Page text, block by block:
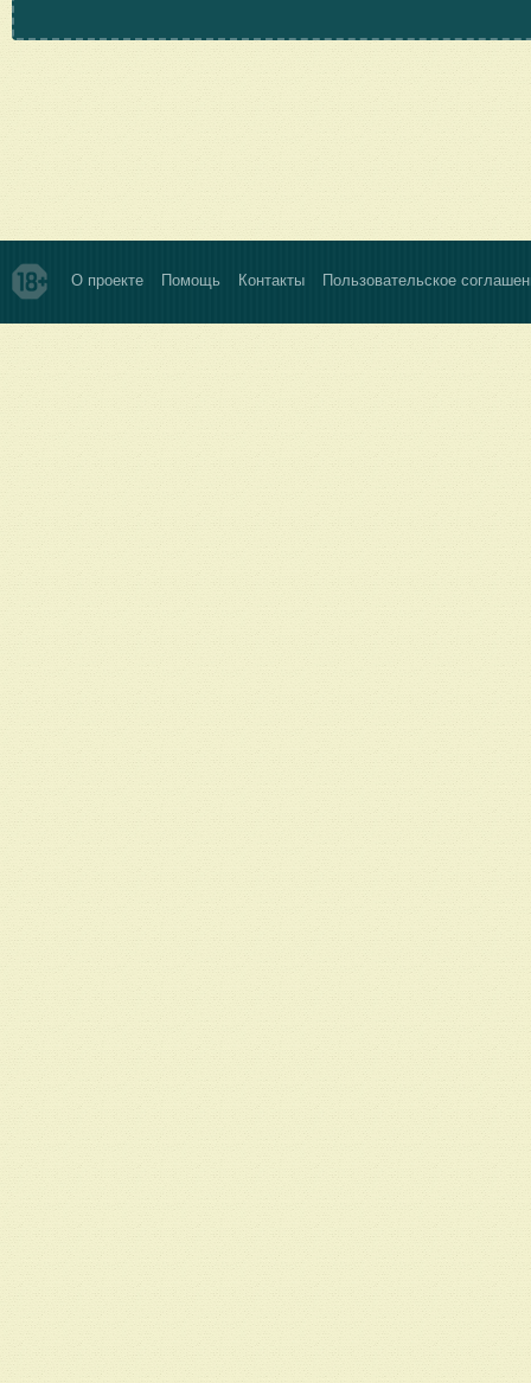
О проекте Помощь Контакты Пользовательское